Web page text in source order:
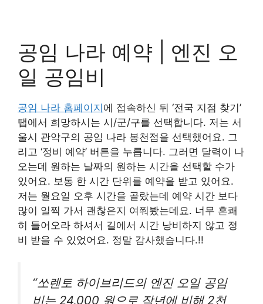
공임 나라 예약 | 엔진 오
일 공임비
공임 나라 홈페이지에 접속하신 뒤 ‘전국 지점 찾기’
탭에서 희망하시는 시/군/구를 선택합니다. 저는 서
울시 관악구의 공임 나라 봉천점을 선택했어요. 그
리고 ‘정비 예약’ 버튼을 누릅니다. 그러면 달력이 나
오는데 원하는 날짜의 원하는 시간을 선택할 수가
있어요. 보통 한 시간 단위를 예약을 받고 있어요.
저는 월요일 오후 시간을 골랐는데 예약 시간 보다
많이 일찍 가서 괜찮은지 여쭤봤는데요. 너무 흔쾌
히 들어오라 하셔서 길에서 시간 낭비하지 않고 정
비 받을 수 있었어요. 정말 감사했습니다.!!
“쏘렌토 하이브리드의 엔진 오일 공임
비는 24,000 원으로 작년에 비해 2천